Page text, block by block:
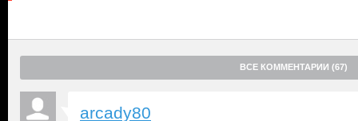
ВСЕ КОММЕНТАРИИ (67)
arcady80